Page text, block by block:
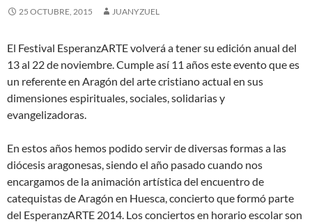
25 OCTUBRE, 2015 JUANYZUEL
El Festival EsperanzARTE volverá a tener su edición anual del
13 al 22 de noviembre. Cumple así 11 años este evento que es
un referente en Aragón del arte cristiano actual en sus
dimensiones espirituales, sociales, solidarias y
evangelizadoras.
En estos años hemos podido servir de diversas formas a las
diócesis aragonesas, siendo el año pasado cuando nos
encargamos de la animación artística del encuentro de
catequistas de Aragón en Huesca, concierto que formó parte
del EsperanzARTE 2014. Los conciertos en horario escolar son